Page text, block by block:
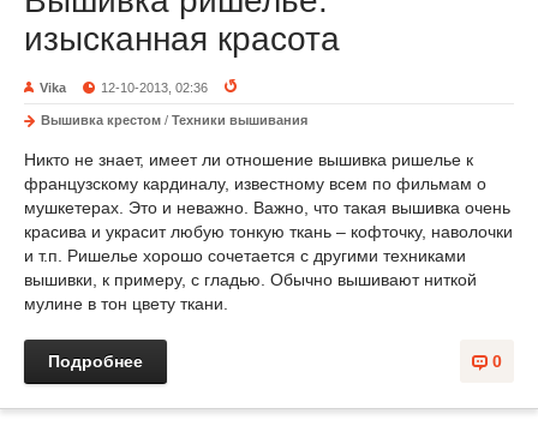
изысканная красота
Vika 12-10-2013, 02:36
Вышивка крестом / Техники вышивания
Никто не знает, имеет ли отношение вышивка ришелье к
французскому кардиналу, известному всем по фильмам о
мушкетерах. Это и неважно. Важно, что такая вышивка очень
красива и украсит любую тонкую ткань – кофточку, наволочки
и т.п. Ришелье хорошо сочетается с другими техниками
вышивки, к примеру, с гладью. Обычно вышивают ниткой
мулине в тон цвету ткани.
0
Подробнее